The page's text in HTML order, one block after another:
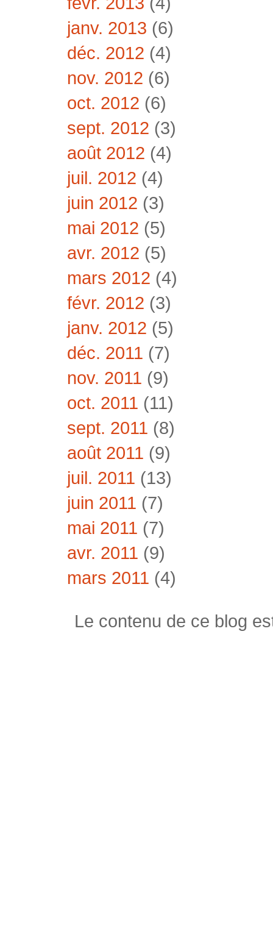
janv. 2013 (6)
déc. 2012 (4)
nov. 2012 (6)
oct. 2012 (6)
sept. 2012 (3)
août 2012 (4)
juil. 2012 (4)
juin 2012 (3)
mai 2012 (5)
avr. 2012 (5)
mars 2012 (4)
févr. 2012 (3)
janv. 2012 (5)
déc. 2011 (7)
nov. 2011 (9)
oct. 2011 (11)
sept. 2011 (8)
août 2011 (9)
juil. 2011 (13)
juin 2011 (7)
mai 2011 (7)
avr. 2011 (9)
mars 2011 (4)
Le contenu de ce blog